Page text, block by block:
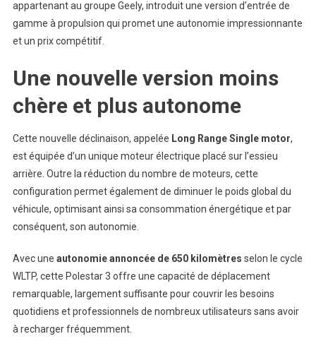
appartenant au groupe Geely, introduit une version d’entrée de
gamme à propulsion qui promet une autonomie impressionnante
et un prix compétitif.
Une nouvelle version moins
chère et plus autonome
Cette nouvelle déclinaison, appelée Long Range Single motor,
est équipée d’un unique moteur électrique placé sur l’essieu
arrière. Outre la réduction du nombre de moteurs, cette
configuration permet également de diminuer le poids global du
véhicule, optimisant ainsi sa consommation énergétique et par
conséquent, son autonomie.
Avec une autonomie annoncée de 650 kilomètres selon le cycle
WLTP, cette Polestar 3 offre une capacité de déplacement
remarquable, largement suffisante pour couvrir les besoins
quotidiens et professionnels de nombreux utilisateurs sans avoir
à recharger fréquemment.